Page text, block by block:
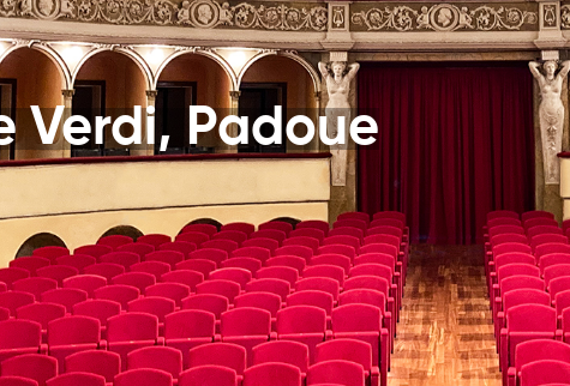
Verdi, Padoue